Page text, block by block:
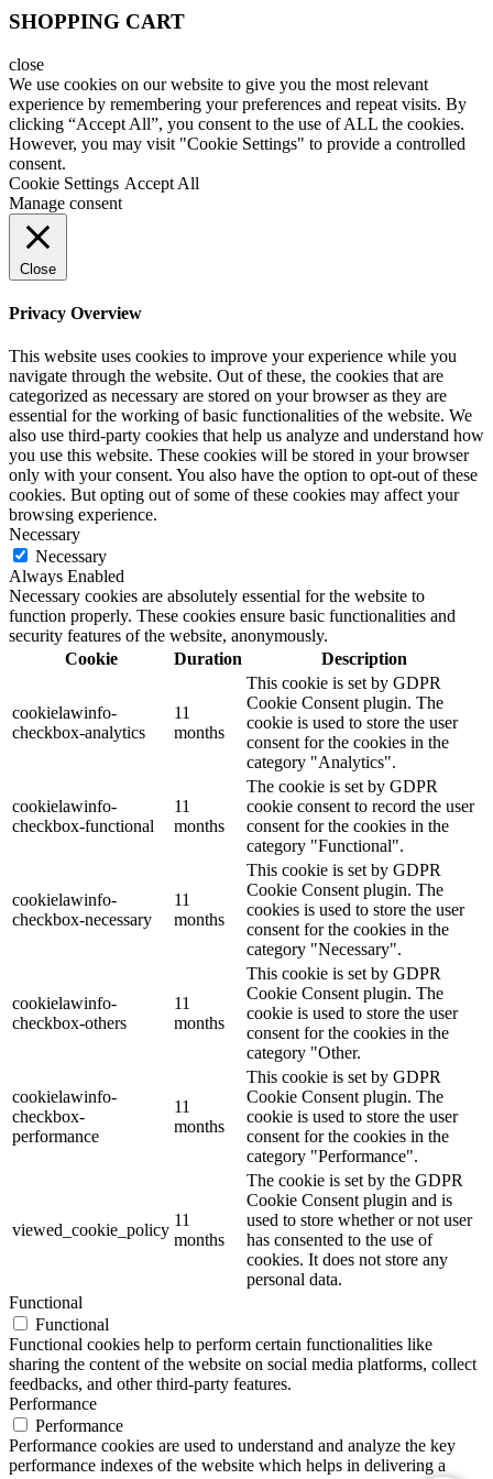
SHOPPING CART
close
We use cookies on our website to give you the most relevant
experience by remembering your preferences and repeat visits. By
clicking “Accept All”, you consent to the use of ALL the cookies.
However, you may visit "Cookie Settings" to provide a controlled
consent.
Cookie Settings Accept All
Manage consent
Close
Privacy Overview
This website uses cookies to improve your experience while you
navigate through the website. Out of these, the cookies that are
categorized as necessary are stored on your browser as they are
essential for the working of basic functionalities of the website. We
also use third-party cookies that help us analyze and understand how
you use this website. These cookies will be stored in your browser
only with your consent. You also have the option to opt-out of these
cookies. But opting out of some of these cookies may affect your
browsing experience.
Necessary
Necessary
Always Enabled
Necessary cookies are absolutely essential for the website to
function properly. These cookies ensure basic functionalities and
security features of the website, anonymously.
Cookie
Duration Description
cookielawinfo-
checkbox-analytics
11
months
This cookie is set by GDPR
Cookie Consent plugin. The
cookie is used to store the user
consent for the cookies in the
category "Analytics".
cookielawinfo-
checkbox-functional
11
months
The cookie is set by GDPR
cookie consent to record the user
consent for the cookies in the
category "Functional".
cookielawinfo-
checkbox-necessary
11
months
This cookie is set by GDPR
Cookie Consent plugin. The
cookies is used to store the user
consent for the cookies in the
category "Necessary".
cookielawinfo-
checkbox-others
11
months
This cookie is set by GDPR
Cookie Consent plugin. The
cookie is used to store the user
consent for the cookies in the
category "Other.
cookielawinfo-
checkbox-
performance
11
months
This cookie is set by GDPR
Cookie Consent plugin. The
cookie is used to store the user
consent for the cookies in the
category "Performance".
viewed_cookie_policy
11
months
The cookie is set by the GDPR
Cookie Consent plugin and is
used to store whether or not user
has consented to the use of
cookies. It does not store any
personal data.
Functional
Functional
Functional cookies help to perform certain functionalities like
sharing the content of the website on social media platforms, collect
feedbacks, and other third-party features.
Performance
Performance
Performance cookies are used to understand and analyze the key
performance indexes of the website which helps in delivering a